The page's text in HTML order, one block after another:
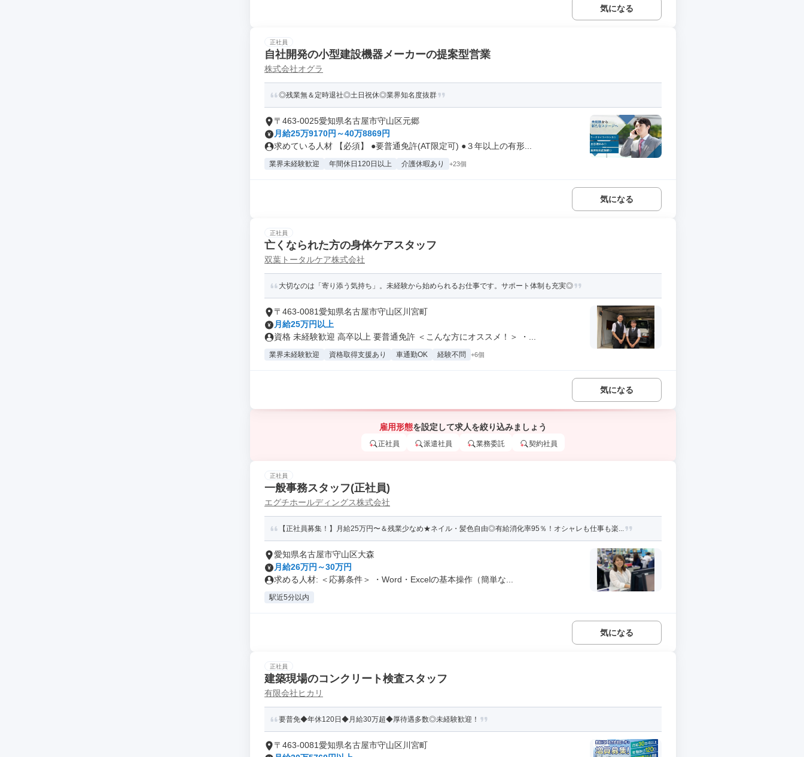
気になる
正社員
自社開発の小型建設機器メーカーの提案型営業
株式会社オグラ
◎残業無＆定時退社◎土日祝休◎業界知名度抜群
〒463-0025愛知県名古屋市守山区元郷
月給25万9170円～40万8869円
求めている人材 【必須】 ●要普通免許(AT限定可) ●３年以上の有形...
業界未経験歓迎 年間休日120日以上 介護休暇あり +23個
気になる
正社員
亡くなられた方の身体ケアスタッフ
双葉トータルケア株式会社
大切なのは「寄り添う気持ち」。未経験から始められるお仕事です。サポート体制も充実◎
〒463-0081愛知県名古屋市守山区川宮町
月給25万円以上
資格 未経験歓迎 高卒以上 要普通免許 ＜こんな方にオススメ！＞ ・...
業界未経験歓迎 資格取得支援あり 車通勤OK 経験不問 +6個
気になる
雇用形態を設定して求人を絞り込みましょう
正社員 派遣社員 業務委託 契約社員
正社員
一般事務スタッフ(正社員)
エグチホールディングス株式会社
【正社員募集！】月給25万円〜＆残業少なめ★ネイル・髪色自由◎有給消化率95％！オシャレも仕事も楽...
愛知県名古屋市守山区大森
月給26万円～30万円
求める人材: ＜応募条件＞ ・Word・Excelの基本操作（簡単な...
駅近5分以内
気になる
正社員
建築現場のコンクリート検査スタッフ
有限会社ヒカリ
要普免◆年休120日◆月給30万超◆厚待遇多数◎未経験歓迎！
〒463-0081愛知県名古屋市守山区川宮町